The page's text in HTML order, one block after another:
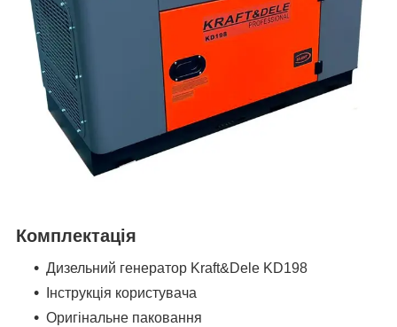
Комплектація
Дизельний генератор Kraft&Dele KD198
Інструкція користувача
Оригінальне паковання